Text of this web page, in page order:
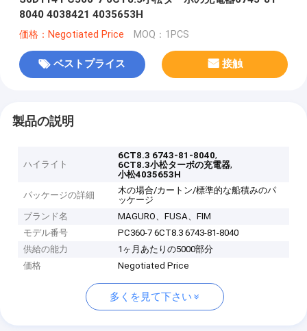
8040 4038421 4035653H
価格：Negotiated Price MOQ：1PCS
ベストプライス 接触
製品の説明
ハイライト
6CT8.3 6743-81-8040,
6CT8.3小松ターボの充電器,
小松4035653H
パッケージの詳細
木の場合/カートン/標準的な船積みのパ
ッケージ
ブランド名
MAGURO、FUSA、FIM
モデル番号
PC360-7 6CT8.3 6743-81-8040
供給の能力
1ヶ月あたりの5000部分
価格
Negotiated Price
多くを見て下さい